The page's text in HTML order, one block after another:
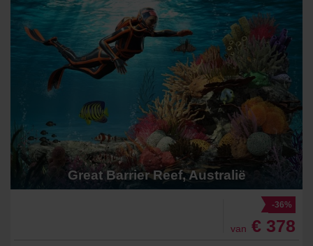
Great Barrier Reef, Australië
-36%
van € 378